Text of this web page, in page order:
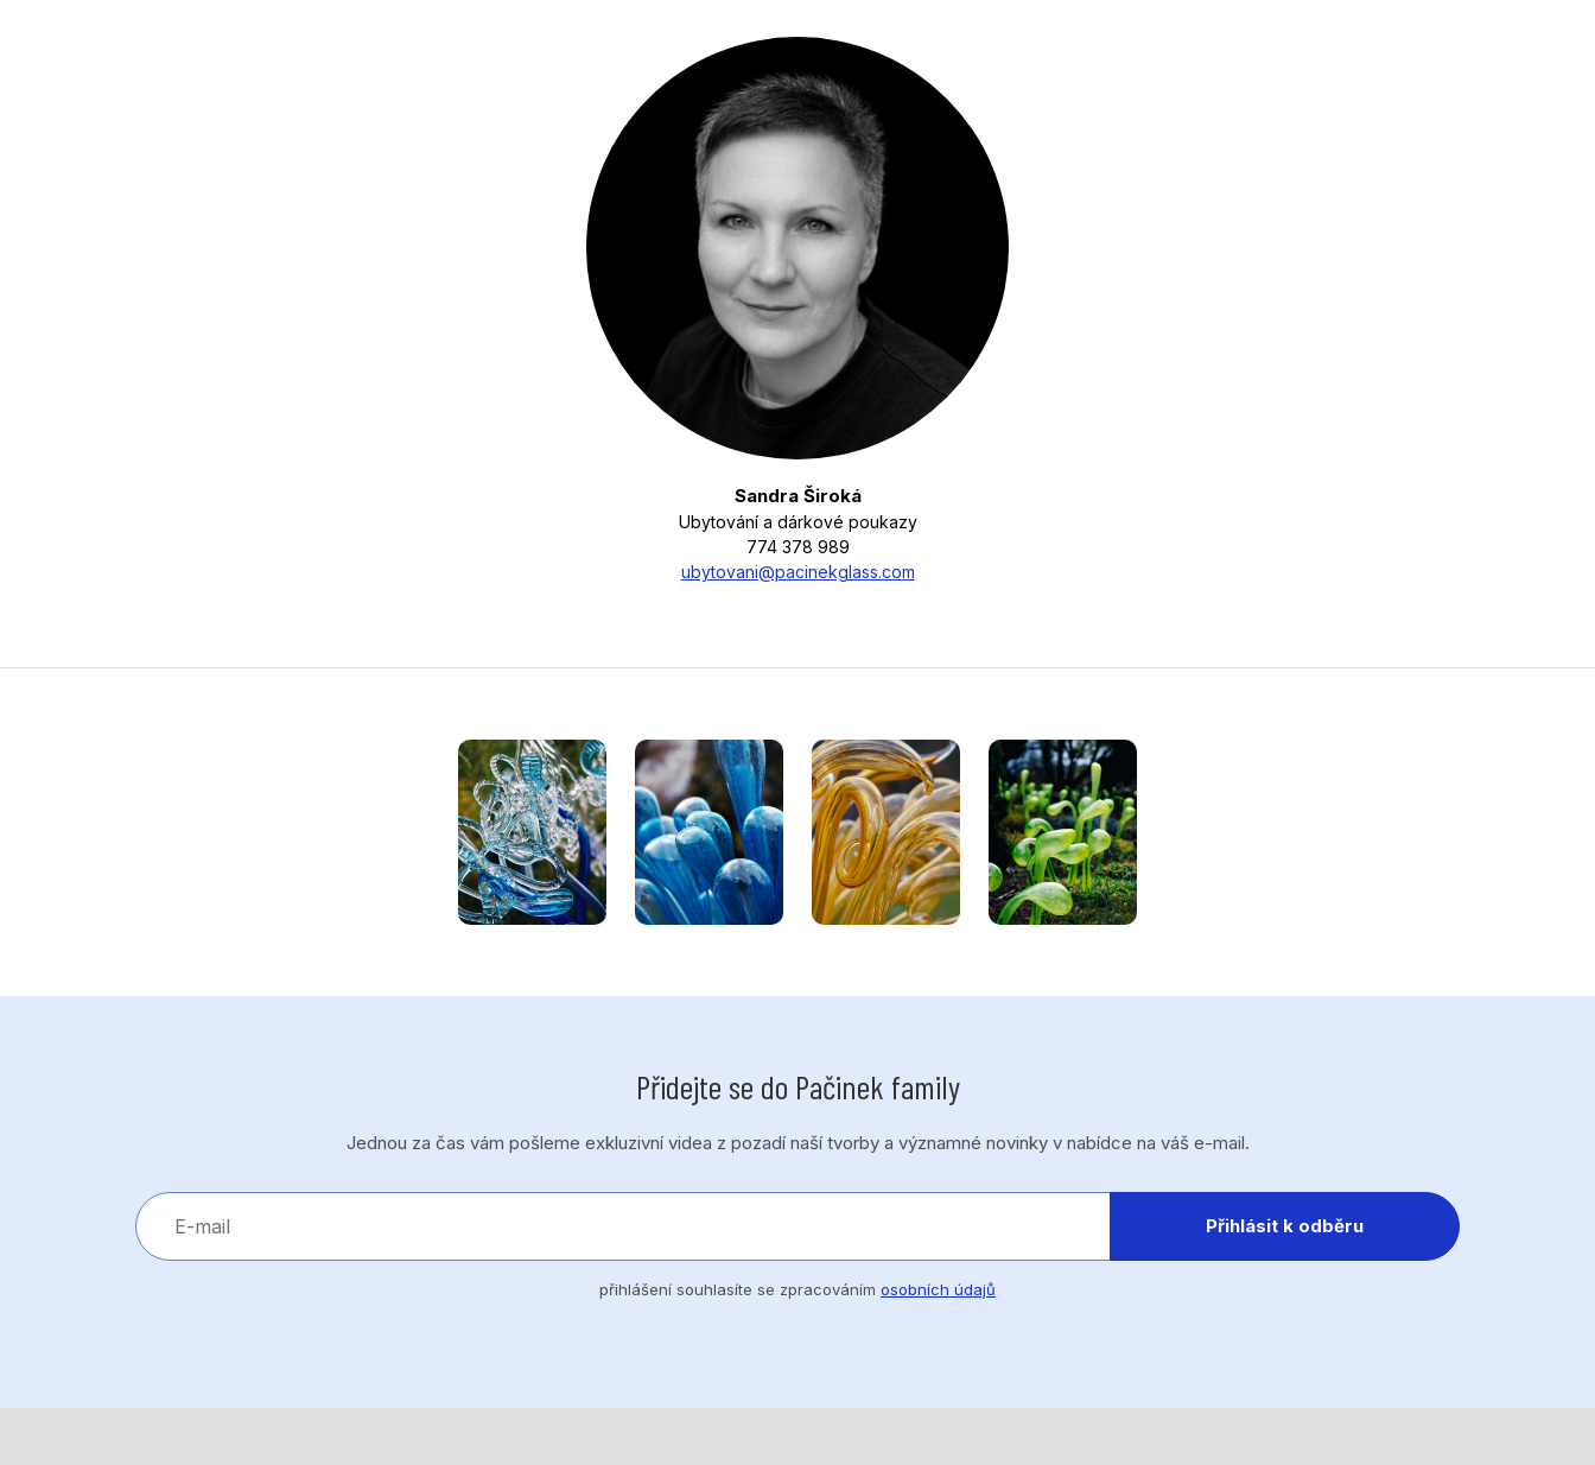
Sandra Široká
Ubytování a dárkové poukazy
774 378 989
ubytovani@pacinekglass.com
Přidejte se do Pačinek family
Jednou za čas vám pošleme exkluzivní videa z pozadí naší tvorby a významné novinky v nabídce na váš e-mail.
Přihlásit k odběru
přihlášení souhlasíte se zpracováním osobních údajů